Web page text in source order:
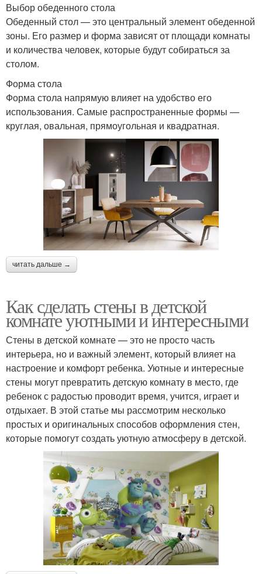
Выбор обеденного стола
Обеденный стол — это центральный элемент обеденной
зоны. Его размер и форма зависят от площади комнаты
и количества человек, которые будут собираться за
столом.
Форма стола
Форма стола напрямую влияет на удобство его
использования. Самые распространенные формы —
круглая, овальная, прямоугольная и квадратная.
читать дальше →
Как сделать стены в детской
комнате уютными и интересными
Стены в детской комнате — это не просто часть
интерьера, но и важный элемент, который влияет на
настроение и комфорт ребенка. Уютные и интересные
стены могут превратить детскую комнату в место, где
ребенок с радостью проводит время, учится, играет и
отдыхает. В этой статье мы рассмотрим несколько
простых и оригинальных способов оформления стен,
которые помогут создать уютную атмосферу в детской.